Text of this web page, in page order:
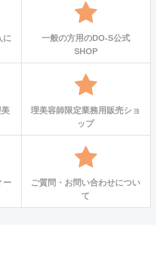
に
一般の方用のDO-S公式
SHOP
理美容師限定業務用販売ショ
ップ
ー
ご質問・お問い合わせについ
て